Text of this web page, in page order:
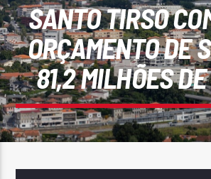
SANTO TIRSO
ORÇAMENTO DE
81,2 MILHÕES